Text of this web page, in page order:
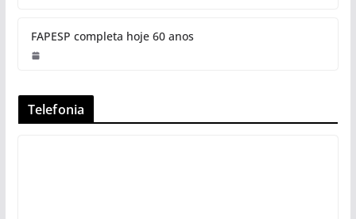
FAPESP completa hoje 60 anos
Telefonia